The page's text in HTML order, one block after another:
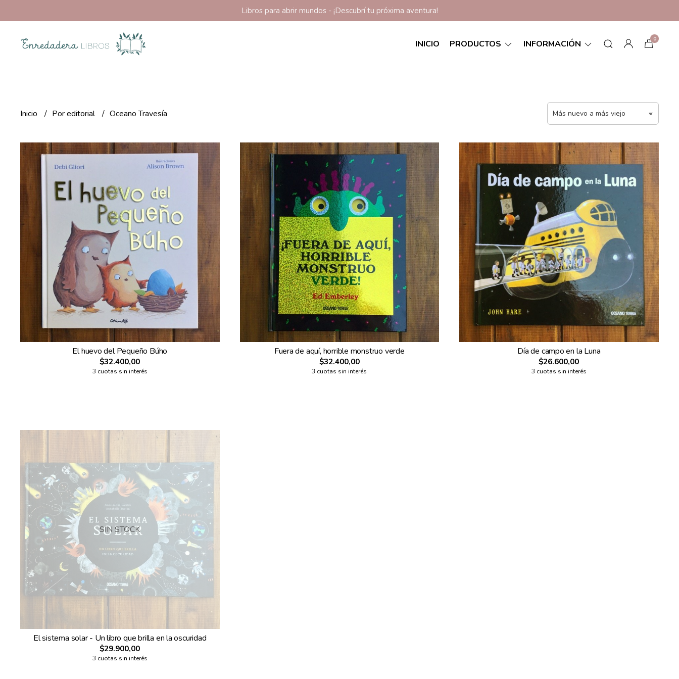
Libros para abrir mundos - ¡Descubrí tu próxima aventura!
INICIO PRODUCTOS INFORMACIÓN 0
Inicio Por editorial Oceano Travesía
El huevo del Pequeño Búho
$32.400,00
3 cuotas sin interés
Fuera de aquí, horrible monstruo verde
$32.400,00
3 cuotas sin interés
Día de campo en la Luna
$26.600,00
3 cuotas sin interés
SIN STOCK
El sistema solar - Un libro que brilla en la oscuridad
$29.900,00
3 cuotas sin interés